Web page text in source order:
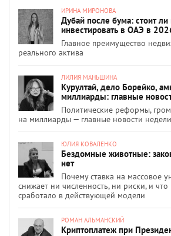
ИРИНА МИРОНОВА
Дубай после бума: стоит ли
инвестировать в ОАЭ в
Главное преимущество
реального актива
ЛИЛИЯ МАНЬШИНА
Курултай, дело Борейко,
миллиарды: главные
Политические реформы,
на миллиарды — главные новости недели
ЮЛИЯ КОВАЛЕНКО
Бездомные животные:
нет
Почему ставка на массовое
снижает ни численность, ни риски, и
сработало в действующей модели
РОМАН АЛЬМАНСКИЙ
Криптоплатеж при